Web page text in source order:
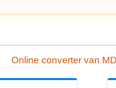
Online converter van